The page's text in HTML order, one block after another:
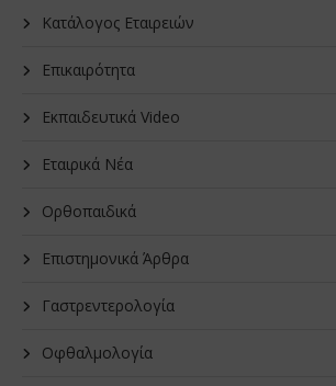
Κατάλογος Εταιρειών
Επικαιρότητα
Εκπαιδευτικά Video
Εταιρικά Νέα
Oρθοπαιδικά
Επιστημονικά Άρθρα
Γαστρεντερολογία
Οφθαλμολογία